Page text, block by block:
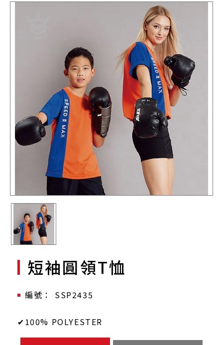
短袖圓領T恤
SSP2435
✔100% POLYESTER